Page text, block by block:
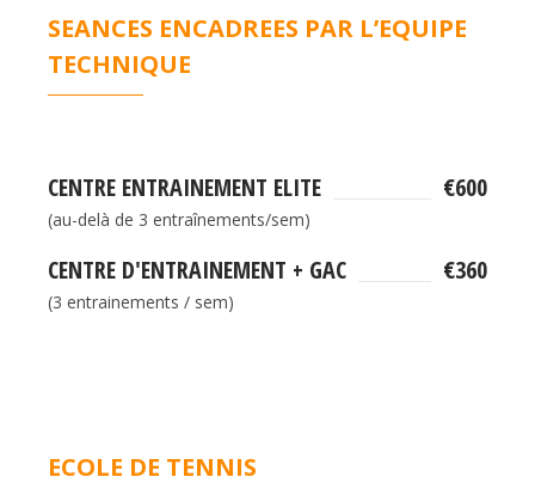
SEANCES ENCADREES PAR L’EQUIPE
TECHNIQUE
CENTRE ENTRAINEMENT ELITE €600
(au-delà de 3 entraînements/sem)
CENTRE D'ENTRAINEMENT + GAC €360
(3 entrainements / sem)
ECOLE DE TENNIS